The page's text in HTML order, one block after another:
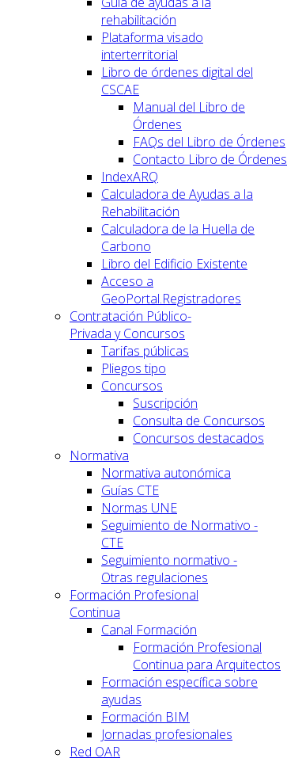
rehabilitación
Plataforma visado
interterritorial
Libro de órdenes digital del
CSCAE
Manual del Libro de
Órdenes
FAQs del Libro de Órdenes
Contacto Libro de Órdenes
IndexARQ
Calculadora de Ayudas a la
Rehabilitación
Calculadora de la Huella de
Carbono
Libro del Edificio Existente
Acceso a
GeoPortal.Registradores
Contratación Público-
Privada y Concursos
Tarifas públicas
Pliegos tipo
Concursos
Suscripción
Consulta de Concursos
Concursos destacados
Normativa
Normativa autonómica
Guías CTE
Normas UNE
Seguimiento de Normativo -
CTE
Seguimiento normativo -
Otras regulaciones
Formación Profesional
Continua
Canal Formación
Formación Profesional
Continua para Arquitectos
Formación específica sobre
ayudas
Formación BIM
Jornadas profesionales
Red OAR